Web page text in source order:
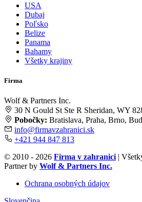
USA
Dubaj
Poľsko
Belize
Panama
Bahamy
Všetky krajiny
Firma
Wolf & Partners Inc.
30 N Gould St Ste R Sheridan, WY
Pobočky: Bratislava, Praha, Brno,
info@firmavzahranici.sk
+421 944 847 813
© 2010 - 2026 Firma v zahranici |
Partner by Wolf & Partners Inc.
Ochrana osobných údajov